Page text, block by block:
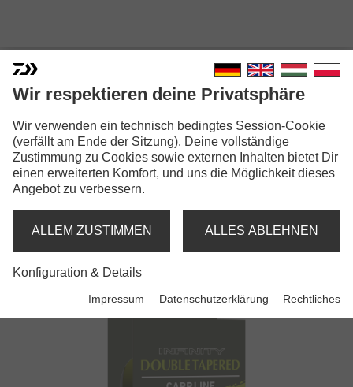
INFINITY®
Schnüre
Wir respektieren deine Privatsphäre
Wir verwenden ein technisch bedingtes Session-Cookie
(verfällt am Ende der Sitzung). Deine vollständige
Zustimmung zu Cookies sowie externen Inhalten bietet Dir
einen erweiterten Komfort, und uns die Möglichkeit dieses
Angebot zu verbessern.
ALLEM ZUSTIMMEN ALLES ABLEHNEN
Konfiguration & Details
Impressum Datenschutzerklärung Rechtliches